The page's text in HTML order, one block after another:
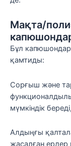
Мақта/
Бұл капюшондар
қамтиды:
Сорғыш және
мүмкіндік
Алдыңғы
жасалған